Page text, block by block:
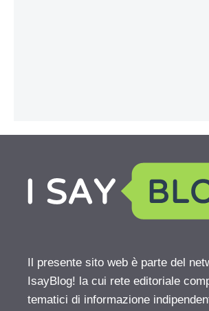
Il presente sito web è parte del
IsayBlog! la cui rete editoriale
tematici di informazione